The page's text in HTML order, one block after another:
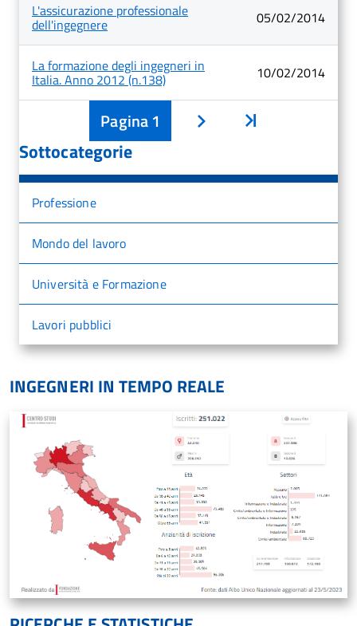
L'assicurazione professionale
dell'ingegnere 05/02/2014
La formazione degli ingegneri in
Italia. Anno 2012 (n.138) 10/02/2014
Pagina1
Sottocategorie
Professione
Mondo del lavoro
Università e Formazione
Lavori pubblici
INGEGNERI IN TEMPO REALE